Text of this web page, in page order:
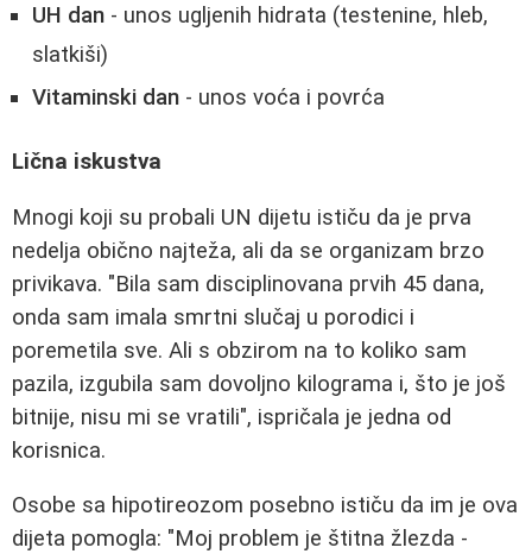
UH dan - unos ugljenih hidrata (testenine, hleb,
slatkiši)
Vitaminski dan - unos voća i povrća
Lična iskustva
Mnogi koji su probali UN dijetu ističu da je prva
nedelja obično najteža, ali da se organizam brzo
privikava. "Bila sam disciplinovana prvih 45 dana,
onda sam imala smrtni slučaj u porodici i
poremetila sve. Ali s obzirom na to koliko sam
pazila, izgubila sam dovoljno kilograma i, što je još
bitnije, nisu mi se vratili", ispričala je jedna od
korisnica.
Osobe sa hipotireozom posebno ističu da im je ova
dijeta pomogla: "Moj problem je štitna žlezda -